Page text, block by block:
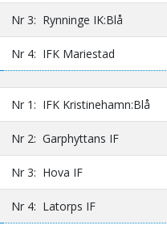
Nr 3: Rynninge IK:Blå
Nr 4: IFK Mariestad
Nr 1: IFK Kristinehamn:Blå
Nr 2: Garphyttans IF
Nr 3: Hova IF
Nr 4: Latorps IF